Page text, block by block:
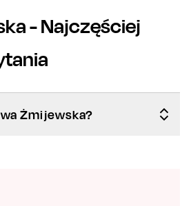
postaci w naszej historii.
- Najczęściej
Żmijewska?